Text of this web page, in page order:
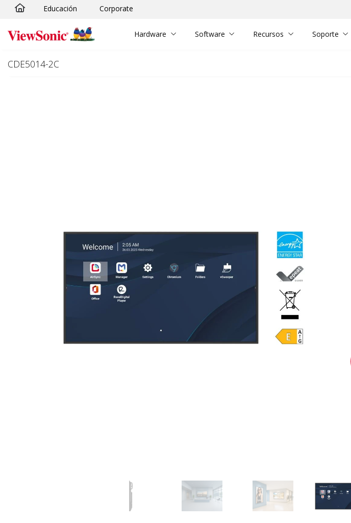
Skip to main content
Educación Corporate
Hardware Software Recursos Soporte
CDE5014-2C